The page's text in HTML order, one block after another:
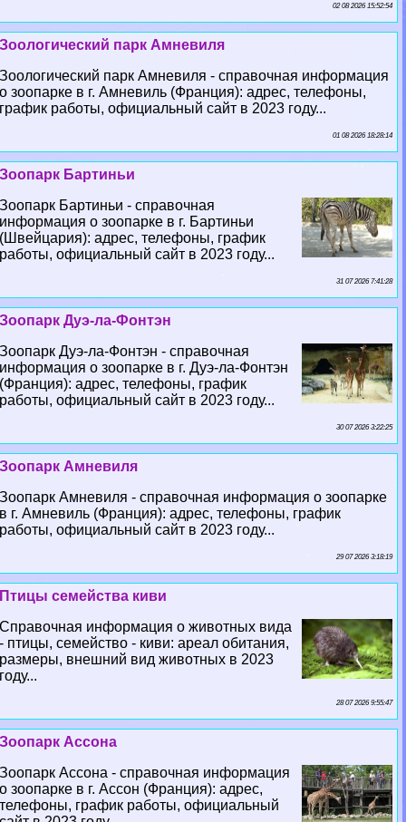
02 08 2026 15:52:54
Зоологический парк Амневиля
Зоологический парк Амневиля - справочная информация
о зоопарке в г. Амневиль (Франция): адрес, телефоны,
график работы, официальный сайт в 2023 году...
01 08 2026 18:28:14
Зоопарк Бартиньи
Зоопарк Бартиньи - справочная
информация о зоопарке в г. Бартиньи
(Швейцария): адрес, телефоны, график
работы, официальный сайт в 2023 году...
31 07 2026 7:41:28
Зоопарк Дуэ-ла-Фонтэн
Зоопарк Дуэ-ла-Фонтэн - справочная
информация о зоопарке в г. Дуэ-ла-Фонтэн
(Франция): адрес, телефоны, график
работы, официальный сайт в 2023 году...
30 07 2026 3:22:25
Зоопарк Амневиля
Зоопарк Амневиля - справочная информация о зоопарке
в г. Амневиль (Франция): адрес, телефоны, график
работы, официальный сайт в 2023 году...
29 07 2026 3:18:19
Птицы семейства киви
Справочная информация о животных вида
- птицы, семейство - киви: ареал обитания,
размеры, внешний вид животных в 2023
году...
28 07 2026 9:55:47
Зоопарк Ассона
Зоопарк Ассона - справочная информация
о зоопарке в г. Ассон (Франция): адрес,
телефоны, график работы, официальный